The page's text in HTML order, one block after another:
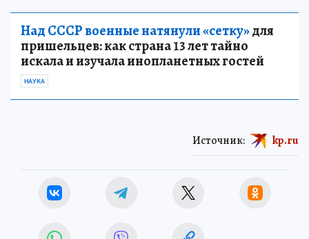
Над СССР военные натянули «сетку»для
пришельцев: как страна 13 лет тайно
искала и изучала инопланетных гостей
НАУКА
Источник: kp.ru